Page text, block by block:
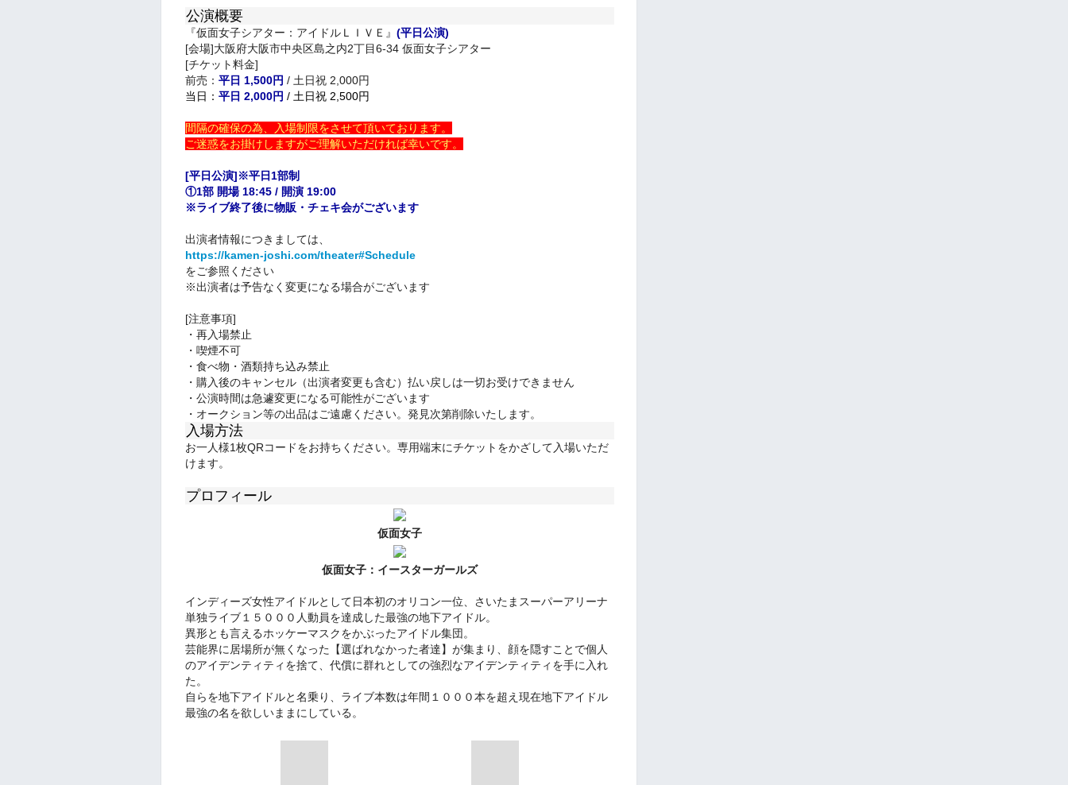
公演概要
『仮面女子シアター：アイドルＬＩＶＥ』 (平日公演)
[会場]大阪府大阪市中央区島之内2丁目6-34 仮面女子シアター
[チケット料金]
前売： 平日 1,500円 / 土日祝 2,000円
当日： 平日 2,000円 / 土日祝 2,500円
間隔の確保の為、入場制限をさせて頂いております。
ご迷惑をお掛けしますがご理解いただければ幸いです。
[平日公演]※平日1部制
①1部 開場 18:45 / 開演 19:00
※ライブ終了後に物販・チェキ会がございます
出演者情報につきましては、
https://kamen-joshi.com/theater#Schedule
をご参照ください
※出演者は予告なく変更になる場合がございます
[注意事項]
・再入場禁止
・喫煙不可
・ 食べ物・酒類持ち込み禁止
・購入後のキャンセル（出演者変更も含む）払い戻しは一切お受けできません
・公演時間は急遽変更になる可能性がございます
・オークション等の出品はご遠慮ください。発見次第削除いたします。
入場方法
お一人様1枚QRコードをお持ちください。専用端末にチケットをかざして入場いただ
けます。
プロフィール
仮面女子
仮面女子： イースターガールズ
インディーズ女性アイドルとして日本初のオリコン一位、さいたまスーパーアリーナ
単独ライブ１５０００人動員を達成した最強の地下アイドル。
異形とも言えるホッケーマスクをかぶったアイドル集団。
芸能界に居場所が無くなった【選ばれなかった者達】が集まり、顔を隠すことで個人
のアイデンティティを捨て、代償に群れとしての強烈なアイデンティティを手に入れ
た。
自らを地下アイドルと名乗り、ライブ本数は年間１０００本を超え現在地下アイドル
最強の名を欲しいままにしている。